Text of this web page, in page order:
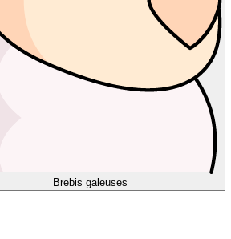
Brebis galeuses